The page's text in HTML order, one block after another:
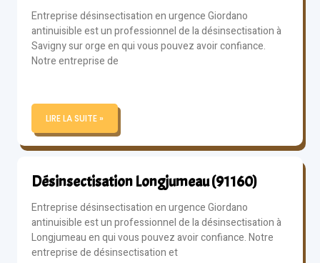
Entreprise désinsectisation en urgence Giordano
antinuisible est un professionnel de la désinsectisation à
Savigny sur orge en qui vous pouvez avoir confiance.
Notre entreprise de
LIRE LA SUITE »
Désinsectisation Longjumeau (91160)
Entreprise désinsectisation en urgence Giordano
antinuisible est un professionnel de la désinsectisation à
Longjumeau en qui vous pouvez avoir confiance. Notre
entreprise de désinsectisation et